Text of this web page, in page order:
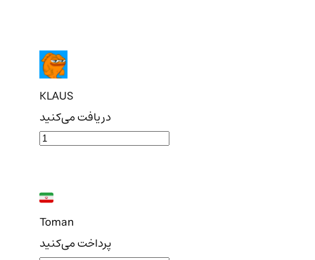
KLAUS
دریافت می‌کنید
Toman
پرداخت می‌کنید